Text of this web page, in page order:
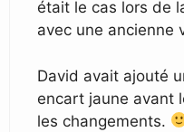
était le cas lors de
avec une ancienne
David avait ajouté
encart jaune avant
les changements.